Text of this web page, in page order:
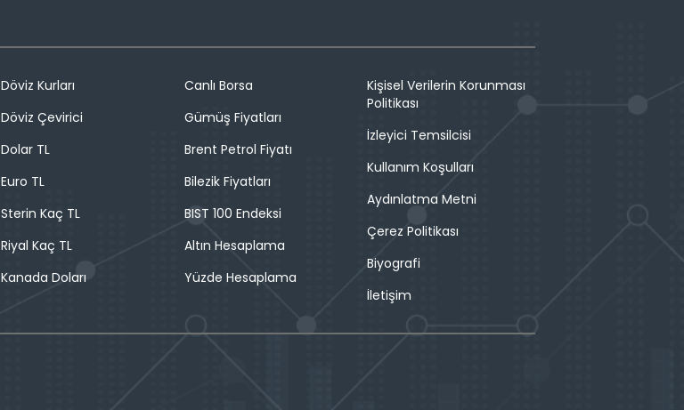
Döviz Kurları
Döviz Çevirici
Dolar TL
Euro TL
Sterin Kaç TL
Riyal Kaç TL
Kanada Doları
Canlı Borsa
Gümüş Fiyatları
Brent Petrol Fiyatı
Bilezik Fiyatları
BIST 100 Endeksi
Altın Hesaplama
Yüzde Hesaplama
Kişisel Verilerin Korunması
Politikası
İzleyici Temsilcisi
Kullanım Koşulları
Aydınlatma Metni
Çerez Politikası
Biyografi
İletişim